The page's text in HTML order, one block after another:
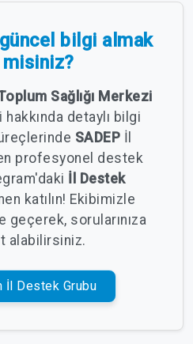
bilgi almak
Sağlığı Merkezi
hakkında detaylı bilgi
SADEP İl
profesyonel destek
İl Destek
katılın! Ekibimizle
sorularınıza
alabilirsiniz.
İl Destek Grubu